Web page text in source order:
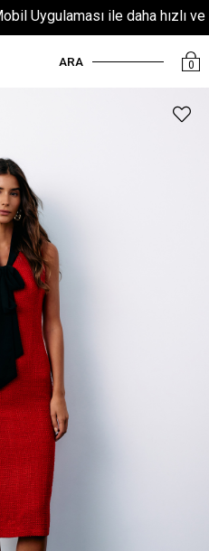
Uygulaması ile daha hızlı ve
0
ARA